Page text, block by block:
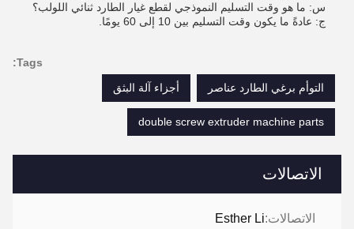
الاتصالات
الاتصالات:Esther Li
س: ما هو وقت التسليم النموذجي لقطع غيار الطارد ثنائي اللولب؟
ج: عادةً ما يكون وقت التسليم بين 10 إلى 60 يومًا.
Tags:
التوأم برغي الطارد عناصر
أجزاء آلة البثق
double screw extruder machine parts